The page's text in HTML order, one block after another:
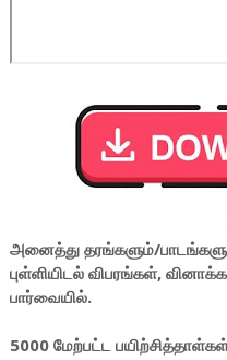
அனைத்து தரங்களும்/
புள்ளியிடல் விபரங்கள்,
பார்வையில்.
5000 மேற்பட்ட